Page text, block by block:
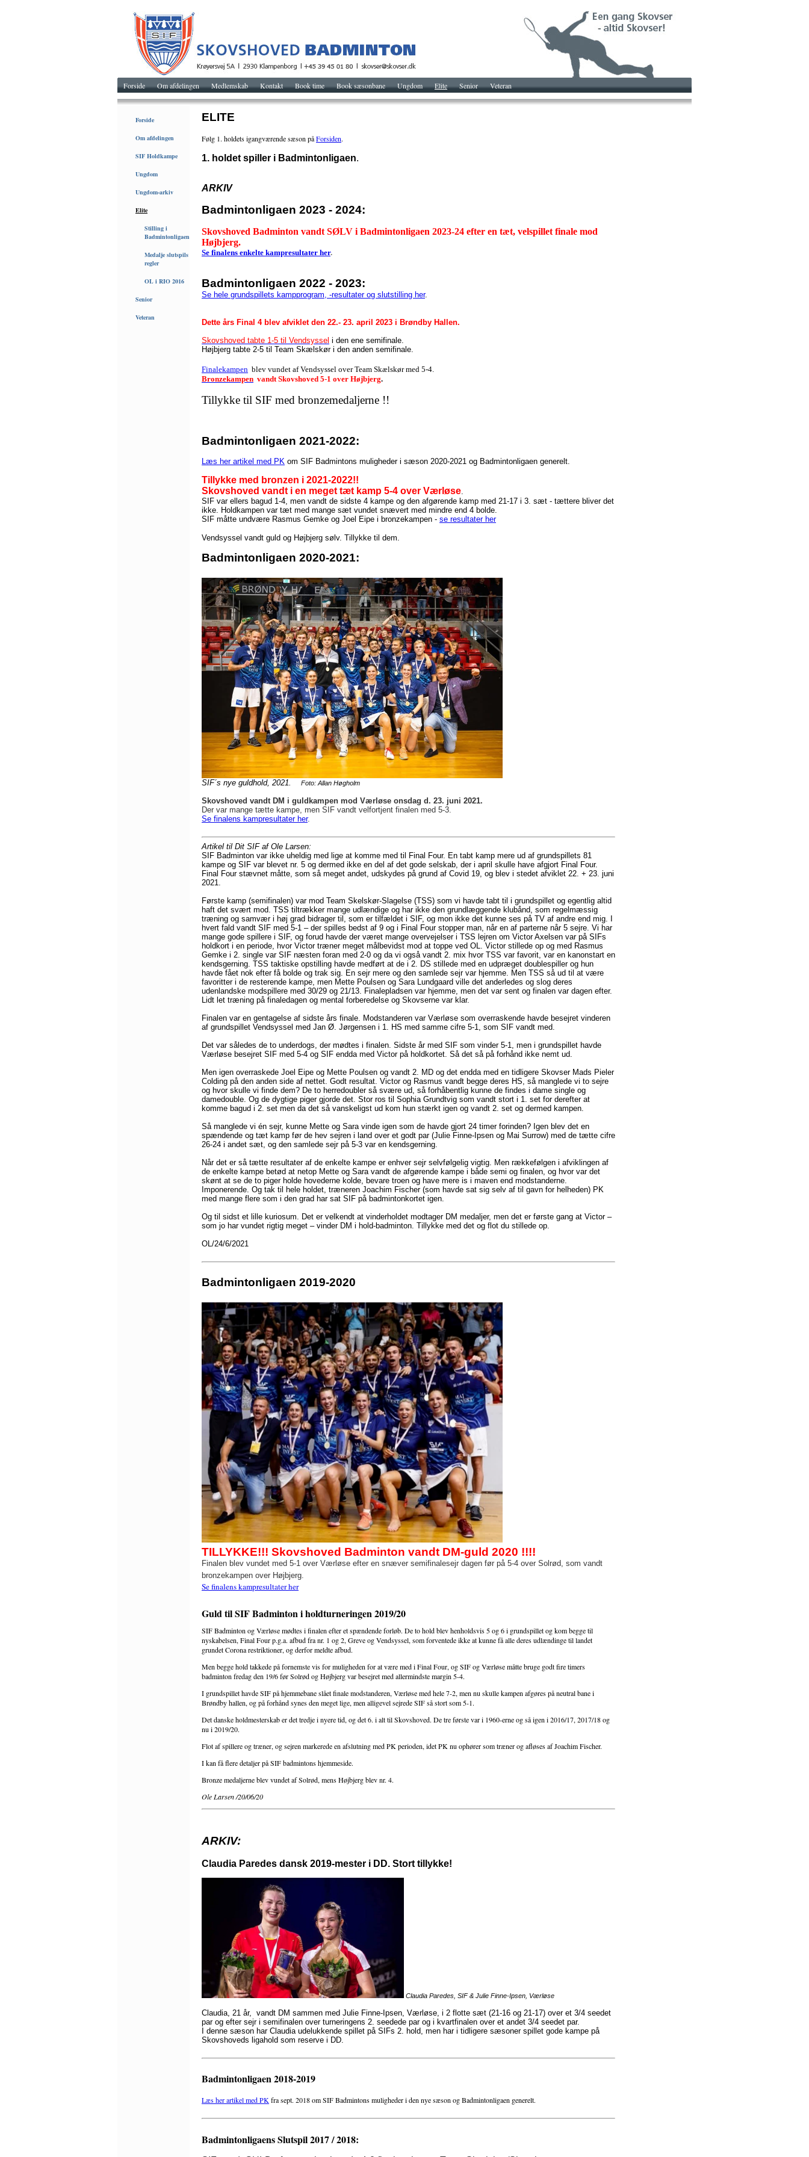
Forside Om afdelingen Medlemskab Kontakt Book time Book sæsonbane Ungdom Elite Senior Veteran
Forside
Om afdelingen
SIF Holdkampe
Ungdom
Ungdom-arkiv
Elite
Stilling i
Badmintonligaen
Medalje slutspils
regler
OL i RIO 2016
Senior
Veteran
ELITE
Følg 1. holdets igangværende sæson påForsiden.
1. holdet spiller i Badmintonligaen.
ARKIV
Badmintonligaen 2023 - 2024:
Skovshoved Badminton vandt SØLV i Badmintonligaen 2023-24 efter en tæt, velspillet finale mod
Højbjerg.
Se finalens enkelte kampresultater her.
Badmintonligaen 2022 - 2023:
Se hele grundspillets kampprogram, -resultater og slutstilling her.
Dette års Final 4 blev afviklet den 22.- 23. april 2023 i Brøndby Hallen.
Skovshoved tabte 1-5 til Vendsyssel i den ene semifinale.
Højbjerg tabte 2-5 til Team Skælskør i den anden semifinale.
Finalekampen blev vundet af Vendsyssel over Team Skælskør med 5-4.
Bronzekampen vandt Skovshoved 5-1 over Højbjerg.
Tillykke til SIF med bronzemedaljerne !!
Badmintonligaen 2021-2022:
Læs her artikel med PK om SIF Badmintons muligheder i sæson 2020-2021 og Badmintonligaen generelt.
Tillykke med bronzen i 2021-2022!!
Skovshoved vandt i en meget tæt kamp 5-4 over Værløse.
SIF var ellers bagud 1-4, men vandt de sidste 4 kampe og den afgørende kamp med 21-17 i 3. sæt - tættere bliver det
ikke. Holdkampen var tæt med mange sæt vundet snævert med mindre end 4 bolde.
SIF måtte undvære Rasmus Gemke og Joel Eipe i bronzekampen - se resultater her
Vendsyssel vandt guld og Højbjerg sølv. Tillykke til dem.
Badmintonligaen 2020-2021:
SIF´s nye guldhold, 2021. Foto: Allan Høgholm
Skovshoved vandt DM i guldkampen mod Værløse onsdag d. 23. juni 2021.
Der var mange tætte kampe, men SIF vandt velfortjent finalen med 5-3.
Se finalens kampresultater her.
Artikel til Dit SIF af Ole Larsen:
SIF Badminton var ikke uheldig med lige at komme med til Final Four. En tabt kamp mere ud af grundspillets 81
kampe og SIF var blevet nr. 5 og dermed ikke en del af det gode selskab, der i april skulle have afgjort Final Four.
Final Four stævnet måtte, som så meget andet, udskydes på grund af Covid 19, og blev i stedet afviklet 22. + 23. juni
2021.
Første kamp (semifinalen) var mod Team Skelskør-Slagelse (TSS) som vi havde tabt til i grundspillet og egentlig altid
haft det svært mod. TSS tiltrækker mange udlændige og har ikke den grundlæggende klubånd, som regelmæssig
træning og samvær i høj grad bidrager til, som er tilfældet i SIF, og mon ikke det kunne ses på TV af andre end mig. I
hvert fald vandt SIF med 5-1 – der spilles bedst af 9 og i Final Four stopper man, når en af parterne når 5 sejre. Vi har
mange gode spillere i SIF, og forud havde der været mange overvejelser i TSS lejren om Victor Axelsen var på SIFs
holdkort i en periode, hvor Victor træner meget målbevidst mod at toppe ved OL. Victor stillede op og med Rasmus
Gemke i 2. single var SIF næsten foran med 2-0 og da vi også vandt 2. mix hvor TSS var favorit, var en kanonstart en
kendsgerning. TSS taktiske opstilling havde medført at de i 2. DS stillede med en udpræget doublespiller og hun
havde fået nok efter få bolde og trak sig. En sejr mere og den samlede sejr var hjemme. Men TSS så ud til at være
favoritter i de resterende kampe, men Mette Poulsen og Sara Lundgaard ville det anderledes og slog deres
udenlandske modspillere med 30/29 og 21/13. Finalepladsen var hjemme, men det var sent og finalen var dagen efter.
Lidt let træning på finaledagen og mental forberedelse og Skovserne var klar.
Finalen var en gentagelse af sidste års finale. Modstanderen var Værløse som overraskende havde besejret vinderen
af grundspillet Vendsyssel med Jan Ø. Jørgensen i 1. HS med samme cifre 5-1, som SIF vandt med.
Det var således de to underdogs, der mødtes i finalen. Sidste år med SIF som vinder 5-1, men i grundspillet havde
Værløse besejret SIF med 5-4 og SIF endda med Victor på holdkortet. Så det så på forhånd ikke nemt ud.
Men igen overraskede Joel Eipe og Mette Poulsen og vandt 2. MD og det endda med en tidligere Skovser Mads Pieler
Colding på den anden side af nettet. Godt resultat. Victor og Rasmus vandt begge deres HS, så manglede vi to sejre
og hvor skulle vi finde dem? De to herredoubler så svære ud, så forhåbentlig kunne de findes i dame single og
damedouble. Og de dygtige piger gjorde det. Stor ros til Sophia Grundtvig som vandt stort i 1. set for derefter at
komme bagud i 2. set men da det så vanskeligst ud kom hun stærkt igen og vandt 2. set og dermed kampen.
Så manglede vi én sejr, kunne Mette og Sara vinde igen som de havde gjort 24 timer forinden? Igen blev det en
spændende og tæt kamp før de hev sejren i land over et godt par (Julie Finne-Ipsen og Mai Surrow) med de tætte cifre
26-24 i andet sæt, og den samlede sejr på 5-3 var en kendsgerning.
Når det er så tætte resultater af de enkelte kampe er enhver sejr selvfølgelig vigtig. Men rækkefølgen i afviklingen af
de enkelte kampe betød at netop Mette og Sara vandt de afgørende kampe i både semi og finalen, og hvor var det
skønt at se de to piger holde hovederne kolde, bevare troen og have mere is i maven end modstanderne.
Imponerende. Og tak til hele holdet, træneren Joachim Fischer (som havde sat sig selv af til gavn for helheden) PK
med mange flere som i den grad har sat SIF på badmintonkortet igen.
Og til sidst et lille kuriosum. Det er velkendt at vinderholdet modtager DM medaljer, men det er første gang at Victor –
som jo har vundet rigtig meget – vinder DM i hold-badminton. Tillykke med det og flot du stillede op.
OL/24/6/2021
Badmintonligaen 2019-2020
TILLYKKE!!! Skovshoved Badminton vandt DM-guld 2020 !!!!
Finalen blev vundet med 5-1 over Værløse efter en snæver semifinalesejr dagen før på 5-4 over Solrød, som vandt
bronzekampen over Højbjerg.
Se finalens kampresultater her
Guld til SIF Badminton i holdturneringen 2019/20
SIF Badminton og Værløse mødtes i finalen efter et spændende forløb. De to hold blev henholdsvis 5 og 6 i grundspillet og kom begge til
nyskabelsen, Final Four p.g.a. afbud fra nr. 1 og 2, Greve og Vendsyssel, som forventede ikke at kunne få alle deres udlændinge til landet
grundet Corona restriktioner, og derfor meldte afbud.
Men begge hold takkede på fornemste vis for muligheden for at være med i Final Four, og SIF og Værløse måtte bruge godt fire timers
badminton fredag den 19/6 før Solrød og Højbjerg var besejret med allermindste margin 5-4.
I grundspillet havde SIF på hjemmebane slået finale modstanderen, Værløse med hele 7-2, men nu skulle kampen afgøres på neutral bane i
Brøndby hallen, og på forhånd synes den meget lige, men alligevel sejrede SIF så stort som 5-1.
Det danske holdmesterskab er det tredje i nyere tid, og det 6. i alt til Skovshoved. De tre første var i 1960-erne og så igen i 2016/17, 2017/18 og
nu i 2019/20.
Flot af spillere og træner, og sejren markerede en afslutning med PK perioden, idet PK nu ophører som træner og afløses af Joachim Fischer.
I kan få flere detaljer på SIF badmintons hjemmeside.
Bronze medaljerne blev vundet af Solrød, mens Højbjerg blev nr. 4.
Ole Larsen /20/06/20
ARKIV:
Claudia Paredes dansk 2019-mester i DD. Stort tillykke!
Claudia Paredes, SIF & Julie Finne-Ipsen, Værløse
Claudia, 21 år, vandt DM sammen med Julie Finne-Ipsen, Værløse, i 2 flotte sæt (21-16 og 21-17) over et 3/4 seedet
par og efter sejr i semifinalen over turneringens 2. seedede par og i kvartfinalen over et andet 3/4 seedet par.
I denne sæson har Claudia udelukkende spillet på SIFs 2. hold, men har i tidligere sæsoner spillet gode kampe på
Skovshoveds ligahold som reserve i DD.
Badmintonligaen 2018-2019
Læs her artikel med PK fra sept. 2018 om SIF Badmintons muligheder i den nye sæson og Badmintonligaen generelt.
Badmintonligaens Slutspil 2017 / 2018: